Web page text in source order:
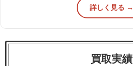
詳しく見る →
買取実績